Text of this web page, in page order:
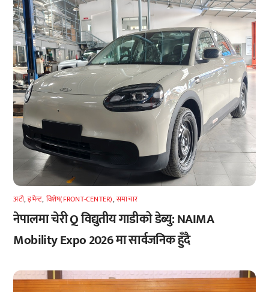
अटाे,इभेन्ट, विशेष(FRONT-CENTER),समाचार
नेपालमा चेरी Q विद्युतीय गाडीको डेब्यु: NAIMA
Mobility Expo 2026 मा सार्वजनिक हुँदै